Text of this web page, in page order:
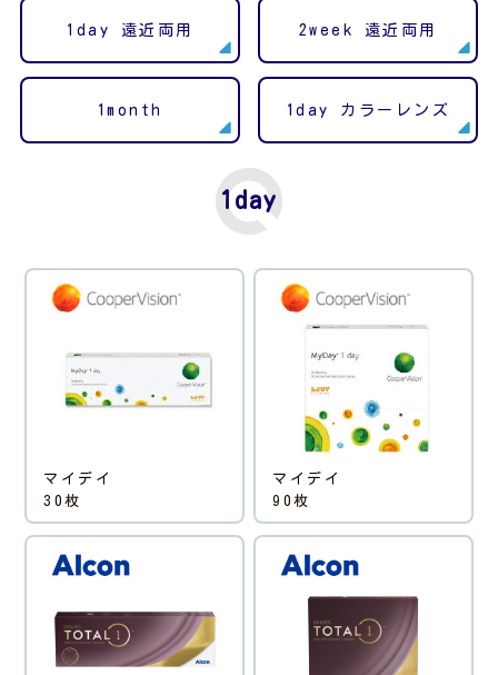
1day 遠近両用 2week 遠近両用
1month 1day カラーレンズ
1day
マイデイ
30枚
マイデイ
90枚